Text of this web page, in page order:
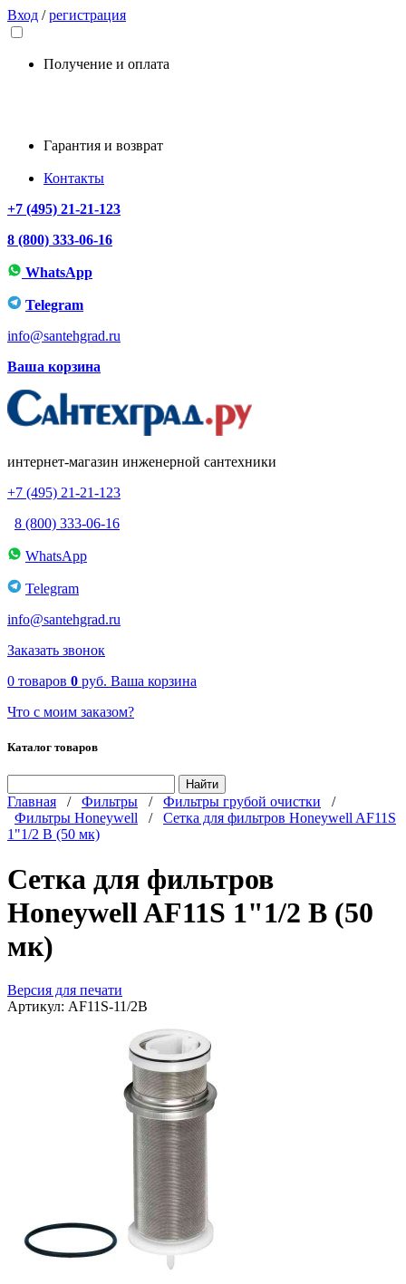
Вход /регистрация
Получение и оплата
Гарантия и возврат
Контакты
+7 (495) 21-21-123
8 (800) 333-06-16
WhatsApp
Telegram
info@santehgrad.ru
Ваша корзина
интернет-магазин инженерной сантехники
+7 (495) 21-21-123
8 (800) 333-06-16
WhatsApp
Telegram
info@santehgrad.ru
Заказать звонок
0 товаров 0 руб. Ваша корзина
Что с моим заказом?
Каталог товаров
Главная / Фильтры / Фильтры грубой очистки /
Фильтры Honeywell / Сетка для фильтров Honeywell AF11S
1"1/2 B (50 мк)
Сетка для фильтров
Honeywell AF11S 1"1/2 B (50
мк)
Версия для печати
Артикул: AF11S-11/2B